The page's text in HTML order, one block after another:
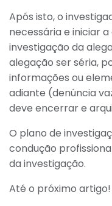
Após isto, o
necessária e iniciar
investigação da
alegação ser séria,
informações ou
adiante (denúncia
deve encerrar e
O plano de
condução
da investigação.
Até o próximo artigo!